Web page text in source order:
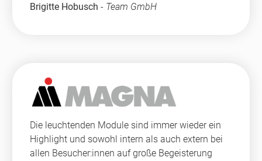
Brigitte Hobusch - Team GmbH
Die leuchtenden Module sind immer wieder ein
Highlight und sowohl intern als auch extern bei
allen Besucher:innen auf große Begeisterung